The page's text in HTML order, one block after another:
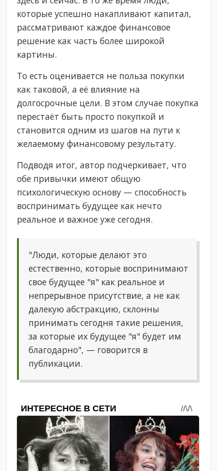
которые успешно накапливают капитал,
рассматривают каждое финансовое
решение как часть более широкой
картины.
То есть оценивается не польза покупки
как таковой, а её влияние на
долгосрочные цели. В этом случае покупка
перестаёт быть просто покупкой и
становится одним из шагов на пути к
желаемому финансовому результату.
Подводя итог, автор подчеркивает, что
обе привычки имеют общую
психологическую основу — способность
воспринимать будущее как нечто
реальное и важное уже сегодня.
"Люди, которые делают это
естественно, которые воспринимают
свое будущее "я" как реальное и
непрерывное присутствие, а не как
далекую абстракцию, склонны
принимать сегодня такие решения,
за которые их будущее "я" будет им
благодарно", — говорится в
публикации.